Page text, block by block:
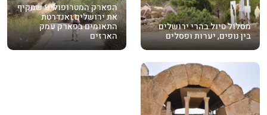
מסלול טיול בהרי ירושלים
בין נופים, יערות ופסלים
הפארק המטרופוליני שמקיף
את ירושלים ואנדרטת
התאומים בפארק עמק
הארזים